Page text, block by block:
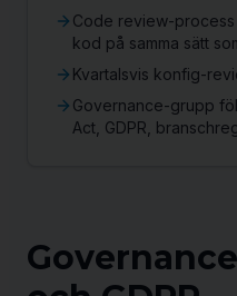
Code review-
kod på samma sätt
Kvartalsvis konfig-
Governance-grupp
Act, GDPR,